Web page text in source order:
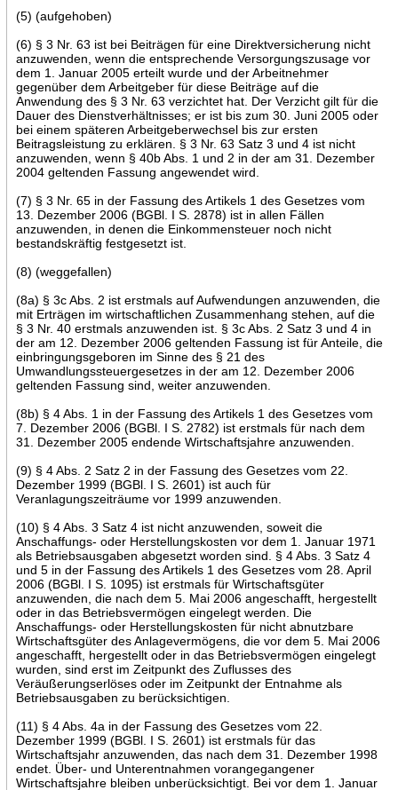
(5) (aufgehoben)
(6) § 3 Nr. 63 ist bei Beiträgen für eine Direktversicherung nicht
anzuwenden, wenn die entsprechende Versorgungszusage vor
dem 1. Januar 2005 erteilt wurde und der Arbeitnehmer
gegenüber dem Arbeitgeber für diese Beiträge auf die
Anwendung des § 3 Nr. 63 verzichtet hat. Der Verzicht gilt für die
Dauer des Dienstverhältnisses; er ist bis zum 30. Juni 2005 oder
bei einem späteren Arbeitgeberwechsel bis zur ersten
Beitragsleistung zu erklären. § 3 Nr. 63 Satz 3 und 4 ist nicht
anzuwenden, wenn § 40b Abs. 1 und 2 in der am 31. Dezember
2004 geltenden Fassung angewendet wird.
(7) § 3 Nr. 65 in der Fassung des Artikels 1 des Gesetzes vom
13. Dezember 2006 (BGBl. I S. 2878) ist in allen Fällen
anzuwenden, in denen die Einkommensteuer noch nicht
bestandskräftig festgesetzt ist.
(8) (weggefallen)
(8a) § 3c Abs. 2 ist erstmals auf Aufwendungen anzuwenden, die
mit Erträgen im wirtschaftlichen Zusammenhang stehen, auf die
§ 3 Nr. 40 erstmals anzuwenden ist. § 3c Abs. 2 Satz 3 und 4 in
der am 12. Dezember 2006 geltenden Fassung ist für Anteile, die
einbringungsgeboren im Sinne des § 21 des
Umwandlungssteuergesetzes in der am 12. Dezember 2006
geltenden Fassung sind, weiter anzuwenden.
(8b) § 4 Abs. 1 in der Fassung des Artikels 1 des Gesetzes vom
7. Dezember 2006 (BGBl. I S. 2782) ist erstmals für nach dem
31. Dezember 2005 endende Wirtschaftsjahre anzuwenden.
(9) § 4 Abs. 2 Satz 2 in der Fassung des Gesetzes vom 22.
Dezember 1999 (BGBl. I S. 2601) ist auch für
Veranlagungszeiträume vor 1999 anzuwenden.
(10) § 4 Abs. 3 Satz 4 ist nicht anzuwenden, soweit die
Anschaffungs- oder Herstellungskosten vor dem 1. Januar 1971
als Betriebsausgaben abgesetzt worden sind. § 4 Abs. 3 Satz 4
und 5 in der Fassung des Artikels 1 des Gesetzes vom 28. April
2006 (BGBl. I S. 1095) ist erstmals für Wirtschaftsgüter
anzuwenden, die nach dem 5. Mai 2006 angeschafft, hergestellt
oder in das Betriebsvermögen eingelegt werden. Die
Anschaffungs- oder Herstellungskosten für nicht abnutzbare
Wirtschaftsgüter des Anlagevermögens, die vor dem 5. Mai 2006
angeschafft, hergestellt oder in das Betriebsvermögen eingelegt
wurden, sind erst im Zeitpunkt des Zuflusses des
Veräußerungserlöses oder im Zeitpunkt der Entnahme als
Betriebsausgaben zu berücksichtigen.
(11) § 4 Abs. 4a in der Fassung des Gesetzes vom 22.
Dezember 1999 (BGBl. I S. 2601) ist erstmals für das
Wirtschaftsjahr anzuwenden, das nach dem 31. Dezember 1998
endet. Über- und Unterentnahmen vorangegangener
Wirtschaftsjahre bleiben unberücksichtigt. Bei vor dem 1. Januar